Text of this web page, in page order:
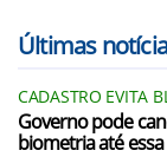
Últimas
CADASTRO EVITA
Governo pode
biometria até